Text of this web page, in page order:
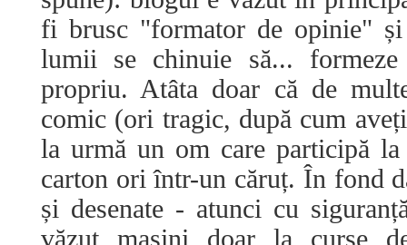
fi brusc "formator de opinie"
lumii se chinuie să...
propriu. Atâta doar că de
comic (ori tragic, după cum
la urmă un om care participă
carton ori într-un căruț. În fond
și desenate - atunci cu
văzut mașini doar la curse